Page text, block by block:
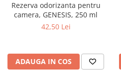
Rezerva odorizanta pentru
camera, GENESIS, 250 ml
42,50 Lei
ADAUGA IN COS